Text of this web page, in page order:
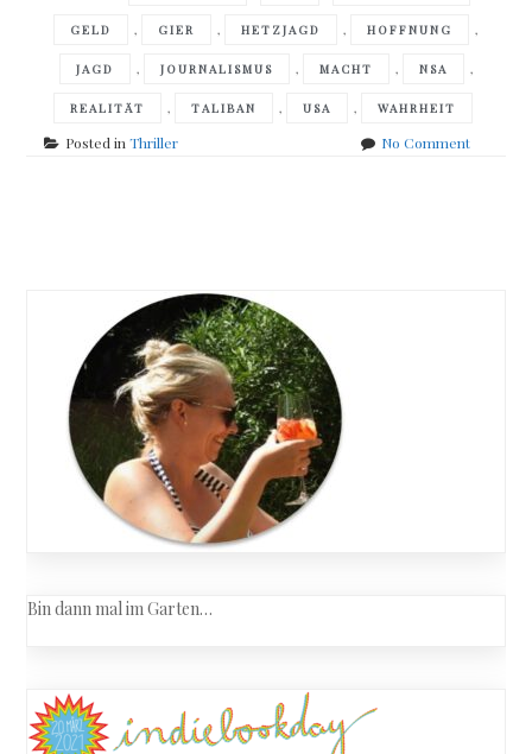
GELD , GIER , HETZJAGD , HOFFNUNG ,
JAGD , JOURNALISMUS , MACHT , NSA ,
REALITÄT , TALIBAN , USA , WAHRHEIT
Posted inThriller No Commenton
navigation
Bin dann mal im Garten…